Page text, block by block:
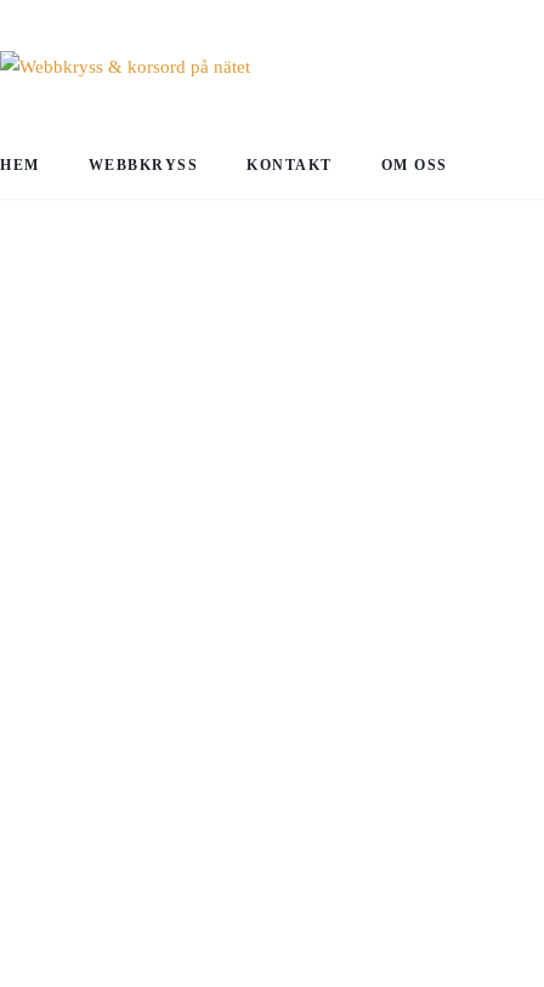
HEM WEBBKRYSS KONTAKT OM OSS